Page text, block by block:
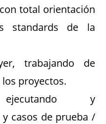
total orientación
standards de la
trabajando de
proyectos.
ejecutando y
casos de prueba /